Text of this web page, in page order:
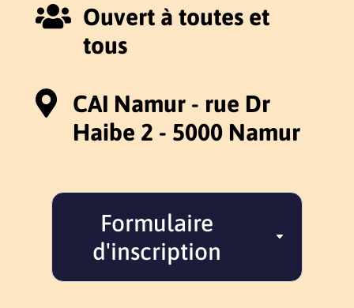
 Ouvert à toutes et
tous

CAI Namur - rue Dr
Haibe 2 - 5000 Namur
Formulaire
d'inscription